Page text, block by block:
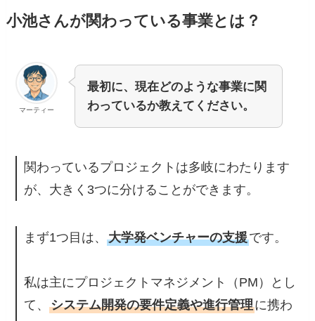
小池さんが関わっている事業とは？
マーティー
最初に、現在どのような事業に関
わっているか教えてください。
関わっているプロジェクトは多岐にわたります
が、大きく3つに分けることができます。
まず1つ目は、大学発ベンチャーの支援です。
私は主にプロジェクトマネジメント（PM）とし
て、システム開発の要件定義や進行管理に携わ